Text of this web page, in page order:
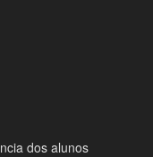
dos alunos